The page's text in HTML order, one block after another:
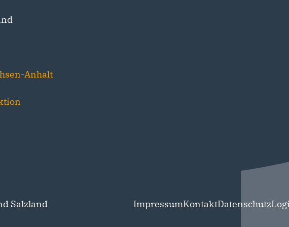
Anhalt
Salzland ImpressumKontaktDatenschutz